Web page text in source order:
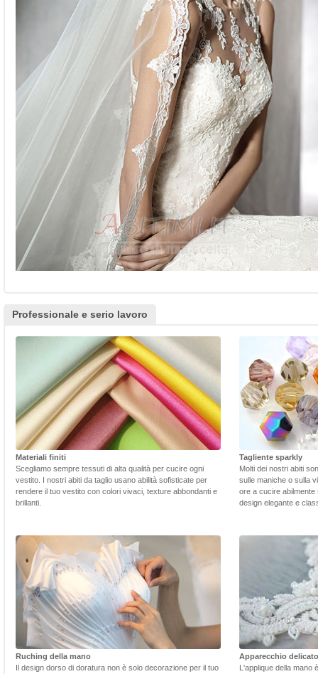
Professionale e serio lavoro
Materiali finiti
Scegliamo sempre tessuti di alta qualità per cucire ogni
vestito. I nostri abiti da taglio usano abilità sofisticate per
rendere il tuo vestito con colori vivaci, texture abbondanti e
brillanti.
Tagliente sparkly
Molti dei nostri abiti
sulle maniche o sulla
ore a cucire
design elegante e
Ruching della mano
Il design dorso di doratura non è solo decorazione per il tuo
Apparecchio delicato
L'applique della mano